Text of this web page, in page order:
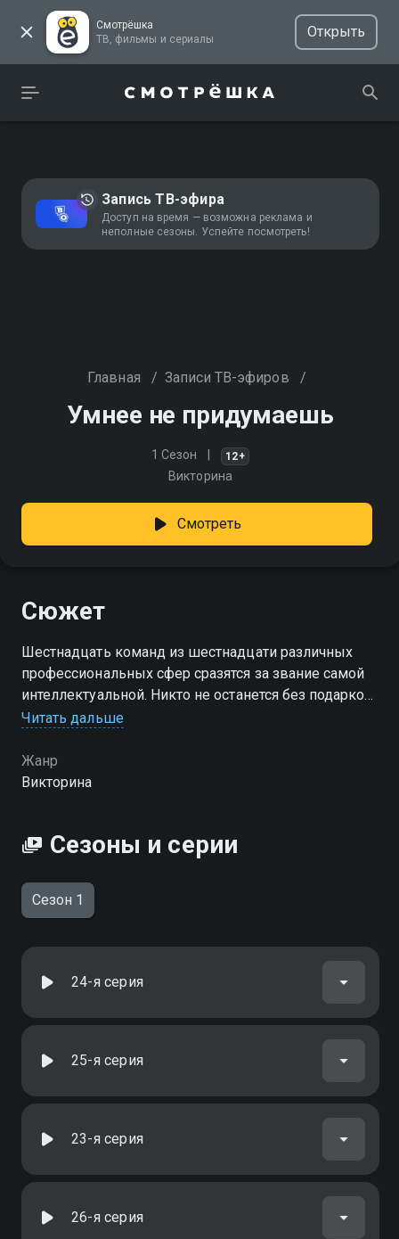
Смотрёшка
ТВ, фильмы и сериалы
Открыть
Запись ТВ-эфира
Доступ на время — возможна реклама и
неполные сезоны. Успейте посмотреть!
Главная / Записи ТВ-эфиров /
Умнее не придумаешь
1 Сезон 12+
Викторина
Смотреть
Сюжет
Шестнадцать команд из шестнадцати различных
профессиональных сфер сразятся за звание самой
интеллектуальной. Никто не останется без подарков.
А команда-победитель получит главный приз -
Читать дальше
Жанр
Викторина
Сезоны и серии
Сезон 1
24-я серия
25-я серия
23-я серия
26-я серия